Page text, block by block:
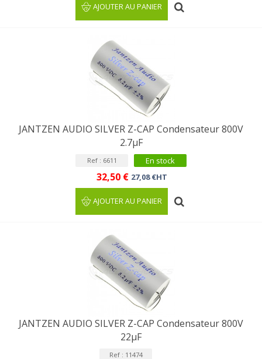
AJOUTER AU PANIER
JANTZEN AUDIO SILVER Z-CAP Condensateur 800V
2.7µF
Ref : 6611 En stock
32,50 € 27,08 €HT
AJOUTER AU PANIER
JANTZEN AUDIO SILVER Z-CAP Condensateur 800V
22µF
Ref : 11474